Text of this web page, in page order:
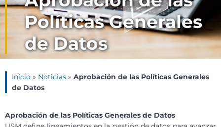
Políticas Generales
de Datos
Inicio » Noticias » Aprobación de las Políticas Generales
de Datos
Aprobación de las Políticas Generales de Datos